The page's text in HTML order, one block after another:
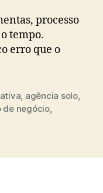
processo
tempo.
erro que o
, agência solo,
de negócio,